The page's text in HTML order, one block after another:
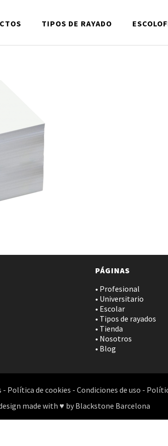
TIPOS DE RAYADO
PÁGINAS
• Profesional
• Universitario
• Escolar
• Tipos de rayados
• Tienda
• Nosotros
• Blog
- Política de cookies - Condiciones de uso -
made with ♥ by Blackstone Barcelona